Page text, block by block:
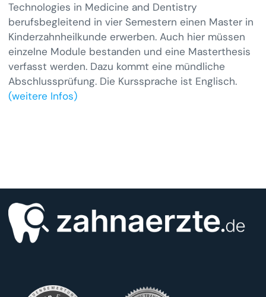
Technologies in Medicine and Dentistry
berufsbegleitend in vier Semestern einen Master in
Kinderzahnheilkunde erwerben. Auch hier müssen
einzelne Module bestanden und eine Masterthesis
verfasst werden. Dazu kommt eine mündliche
Abschlussprüfung. Die Kurssprache ist Englisch.
(weitere Infos)